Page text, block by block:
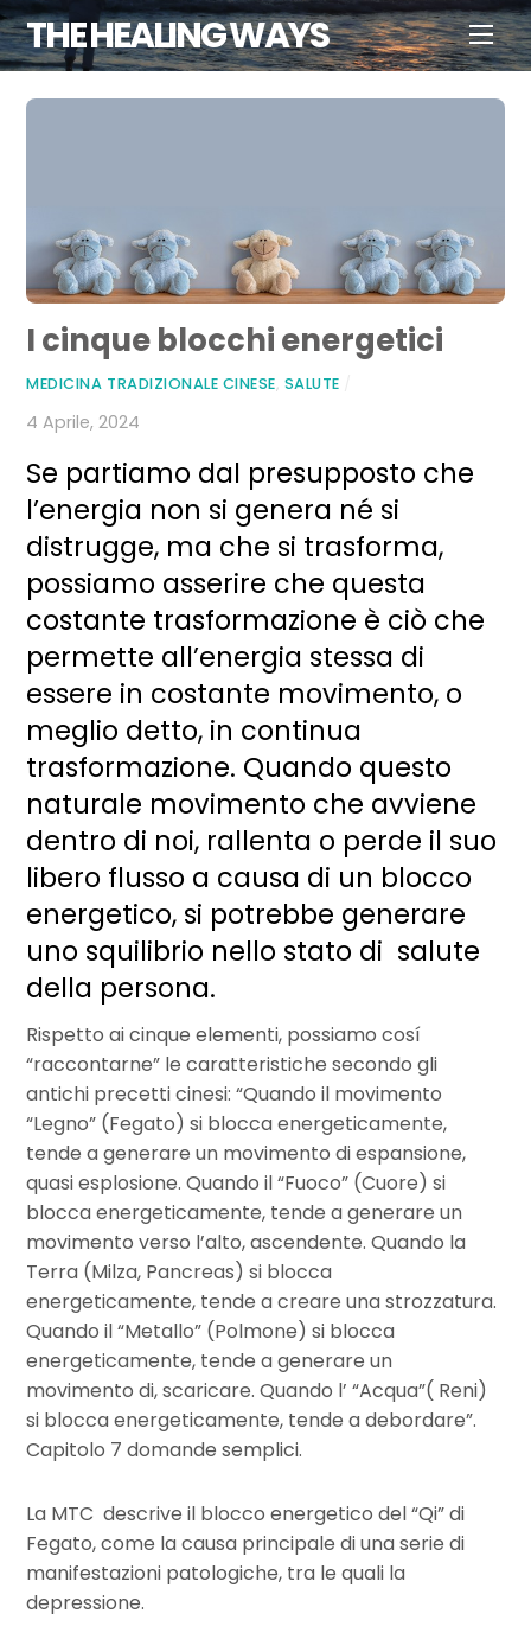
Skip
to
content
THE HEALING WAYS
I cinque blocchi energetici
MEDICINA TRADIZIONALE CINESE, SALUTE
4 Aprile, 2024
Se partiamo dal presupposto che
l’energia non si genera né si
distrugge, ma che si trasforma,
possiamo asserire che questa
costante trasformazione è ciò che
permette all’energia stessa di
essere in costante movimento, o
meglio detto, in continua
trasformazione. Quando questo
naturale movimento che avviene
dentro di noi, rallenta o perde il suo
libero flusso a causa di un blocco
energetico, si potrebbe generare
uno squilibrio nello stato di salute
della persona.
Rispetto ai cinque elementi, possiamo cosí
“raccontarne” le caratteristiche secondo gli
antichi precetti cinesi: “Quando il movimento
“Legno” (Fegato) si blocca energeticamente,
tende a generare un movimento di espansione,
quasi esplosione.Quando il “Fuoco” (Cuore) si
blocca energeticamente, tende a generare un
movimento verso l’alto, ascendente.Quando la
Terra (Milza, Pancreas) si blocca
energeticamente, tende a creare una strozzatura.
Quando il “Metallo” (Polmone) si blocca
energeticamente, tende a generare un
movimento di, scaricare.Quando l’ “Acqua”( Reni)
si blocca energeticamente, tende a debordare”.
Capitolo 7 domande semplici.
La MTC descrive il blocco energetico del “Qi” di
Fegato, come la causa principale di una serie di
manifestazioni patologiche, tra le quali la
depressione.